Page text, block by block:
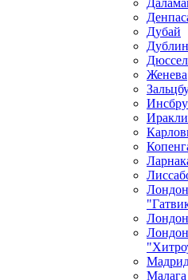
Дубай
Дублин
Женева
Лондон
Лондон
Малага